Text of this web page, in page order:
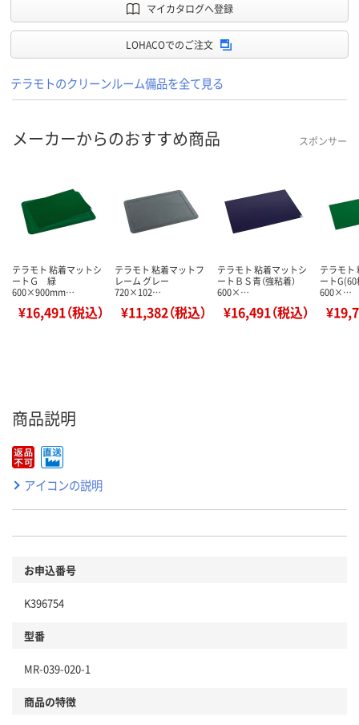
マイカタログへ登録
LOHACOでのご注文
テラモトのクリーンルーム備品を全て見る
メーカーからのおすすめ商品 スポンサー
テラモト 粘着マットシ
ートＧ 緑
600×900mm…
¥16,491（税込）
テラモト 粘着マットフ
レーム グレー
720×102…
¥11,382（税込）
テラモト 粘着マットシ
ートＢＳ青（強粘着）
600×…
¥16,491（税込）
テラモト
ート
600×…
商品説明
アイコンの説明
お申込番号
K396754
型番
MR-039-020-1
商品の特徴